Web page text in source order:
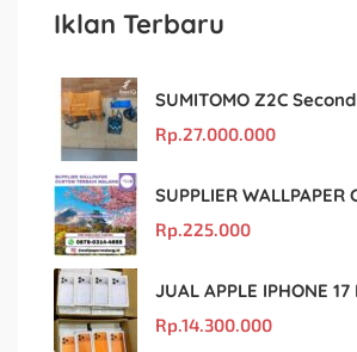
Iklan Terbaru
SUMITOMO Z2C Second
Rp.27.000.000
Rp.225.000
Rp.14.300.000